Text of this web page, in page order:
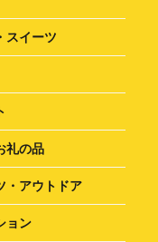
スイーツ
礼の品
・アウトドア
ョン